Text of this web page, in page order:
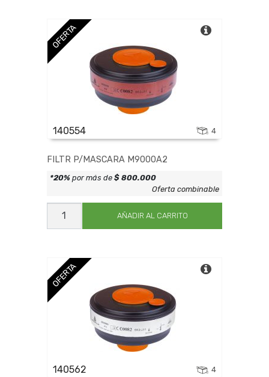
OFERTA
140554 4
FILTR P/MASCARA M9000A2
FILTR
P/MASCARA
AÑADIR AL CARRITO
*20%por más de $ 800.000
Oferta combinable
OFERTA
140562 4